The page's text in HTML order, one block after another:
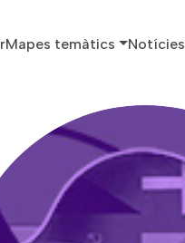
principal
Mapes temàtics Notícies